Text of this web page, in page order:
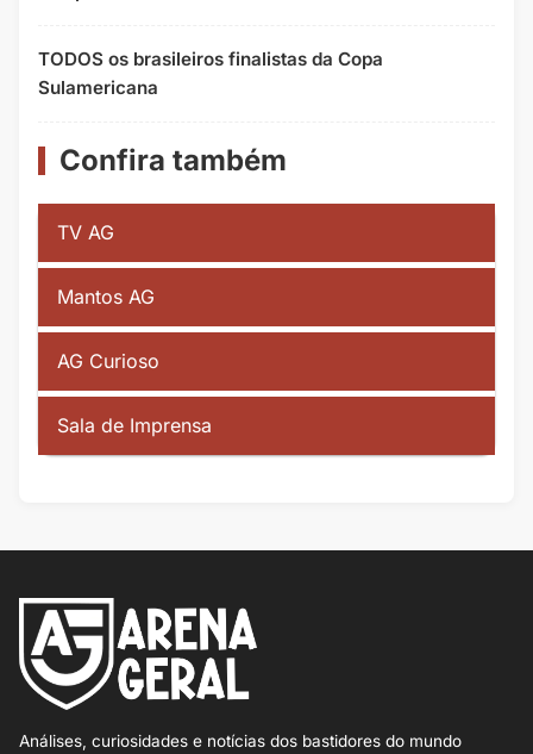
TODOS os brasileiros finalistas da Copa
Sulamericana
Confira também
TV AG
Mantos AG
AG Curioso
Sala de Imprensa
Análises, curiosidades e notícias dos bastidores do mundo